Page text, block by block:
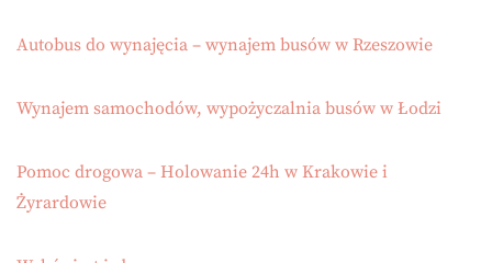
Autobus do wynajęcia – wynajem busów w Rzeszowie
Wynajem samochodów, wypożyczalnia busów w Łodzi
Pomoc drogowa – Holowanie 24h w Krakowie i
Żyrardowie